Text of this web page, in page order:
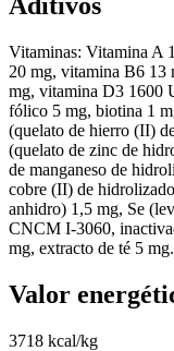
Aditivos
Vitaminas: Vitamina A
20 mg, vitamina B6 13
mg, vitamina D3 1600
fólico 5 mg, biotina 1
(quelato de hierro (II)
(quelato de zinc de
de manganeso de
cobre (II) de
anhidro) 1,5 mg, Se
CNCM I-3060,
mg, extracto de té 5
Valor
3718 kcal/kg